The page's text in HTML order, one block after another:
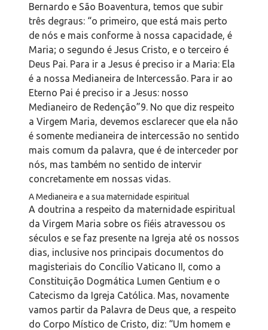
Bernardo e São Boaventura, temos que subir
três degraus: “o primeiro, que está mais perto
de nós e mais conforme à nossa capacidade, é
Maria; o segundo é Jesus Cristo, e o terceiro é
Deus Pai. Para ir a Jesus é preciso ir a Maria: Ela
é a nossa Medianeira de Intercessão. Para ir ao
Eterno Pai é preciso ir a Jesus: nosso
Medianeiro de Redenção”9. No que diz respeito
a Virgem Maria, devemos esclarecer que ela não
é somente medianeira de intercessão no sentido
mais comum da palavra, que é de interceder por
nós, mas também no sentido de intervir
concretamente em nossas vidas.
A Medianeira e a sua maternidade espiritual
A doutrina a respeito da maternidade espiritual
da Virgem Maria sobre os fiéis atravessou os
séculos e se faz presente na Igreja até os nossos
dias, inclusive nos principais documentos do
magisteriais do Concílio Vaticano II, como a
Constituição Dogmática Lumen Gentium e o
Catecismo da Igreja Católica. Mas, novamente
vamos partir da Palavra de Deus que, a respeito
do Corpo Místico de Cristo, diz: “Um homem e